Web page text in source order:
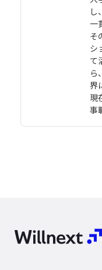
し
一
そ
シ
て
ら
界
現
事